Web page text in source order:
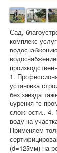
Сад,
комплекс
1.
установка
без заезда
бурения "с
сложности.. 4.
воду на
Применяем
(d=125мм) на